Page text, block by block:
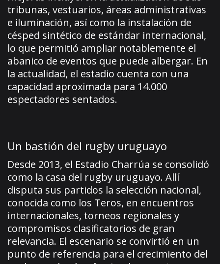
tribunas, vestuarios, áreas administrativas
e iluminación, así como la instalación de
césped sintético de estándar internacional,
lo que permitió ampliar notablemente el
abanico de eventos que puede albergar. En
la actualidad, el estadio cuenta con una
capacidad aproximada para 14.000
espectadores sentados.
Un bastión del rugby uruguayo
Desde 2013, el Estadio Charrúa se consolidó
como la casa del rugby uruguayo. Allí
disputa sus partidos la selección nacional,
conocida como los Teros, en encuentros
internacionales, torneos regionales y
compromisos clasificatorios de gran
relevancia. El escenario se convirtió en un
punto de referencia para el crecimiento del